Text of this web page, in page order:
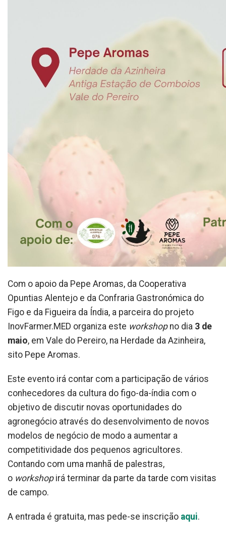
Com o apoio da Pepe Aromas, da Cooperativa
Opuntias Alentejo e da Confraria Gastronómica do
Figo e da Figueira da Índia, a parceira do projeto
InovFarmer.MED organiza este workshop no dia 3 de
maio, em Vale do Pereiro, na Herdade da Azinheira,
sito Pepe Aromas.
Este evento irá contar com a participação de vários
conhecedores da cultura do figo-da-índia com o
objetivo de discutir novas oportunidades do
agronegócio através do desenvolvimento de novos
modelos de negócio de modo a aumentar a
competitividade dos pequenos agricultores.
Contando com uma manhã de palestras,
o workshop irá terminar da parte da tarde com visitas
de campo.
A entrada é gratuita, mas pede-se inscrição aqui.